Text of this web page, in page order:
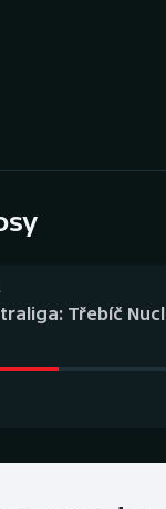
Třebíč